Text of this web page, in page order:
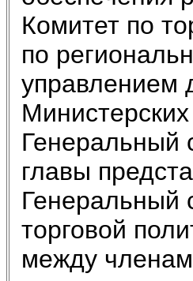
Комитет по
по
управлением
Генеральный
главы
Генеральный
торговой
между